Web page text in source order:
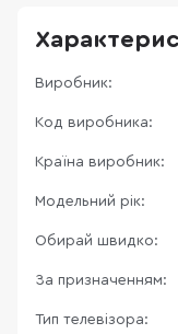
Виробник:
Код виробника:
Країна виробник:
Модельний рік:
Обирай швидко:
За призначенням:
Тип телевізора: